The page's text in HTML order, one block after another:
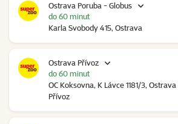
Ostrava Poruba - Globus
Karla Svobody 415, Ostrava
do 60 minut
Ostrava Přívoz
OC Koksovna, K Lávce 1181/3,
Přívoz
do 60 minut